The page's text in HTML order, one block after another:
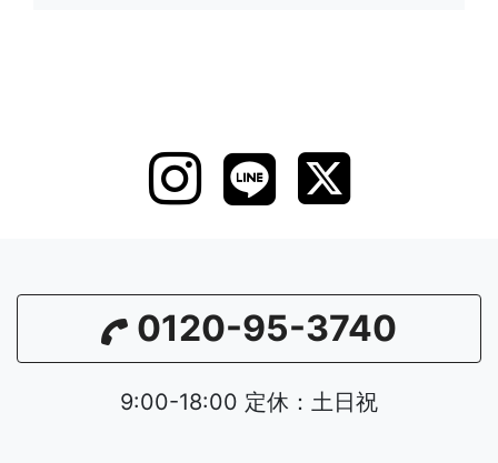
0120-95-3740
9:00-18:00 定休：土日祝